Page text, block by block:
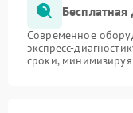
Современное
экспресс-
сроки,